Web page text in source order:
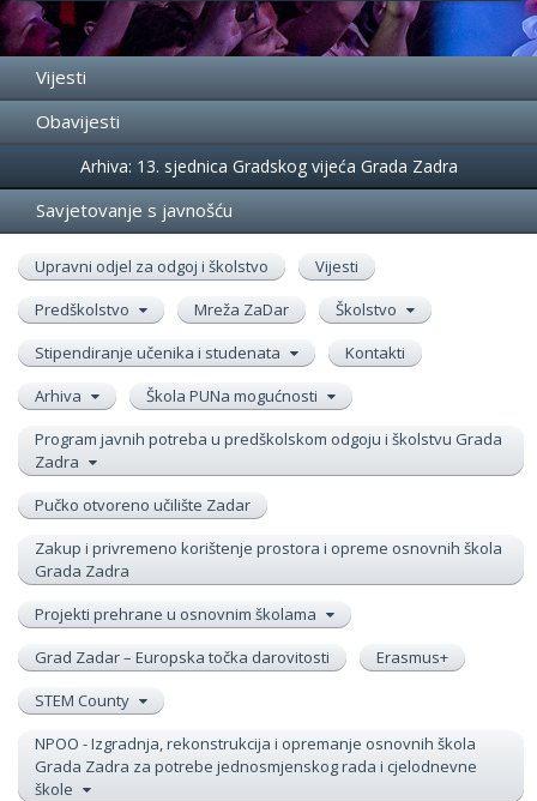
Vijesti
Obavijesti
Događanja
Arhiva: 13. sjednica Gradskog vijeća Grada Zadra
Savjetovanje s javnošću
Upravni odjel za odgoj i školstvo
Vijesti
Predškolstvo
Mreža ZaDar
Školstvo
Stipendiranje učenika i studenata
Kontakti
Arhiva
Škola PUNa mogućnosti
Program javnih potreba u predškolskom odgoju i školstvu Grada
Zadra
Pučko otvoreno učilište Zadar
Zakup i privremeno korištenje prostora i opreme osnovnih škola
Grada Zadra
Projekti prehrane u osnovnim školama
Grad Zadar – Europska točka darovitosti
Erasmus+
STEM County
NPOO - Izgradnja, rekonstrukcija i opremanje osnovnih škola
Grada Zadra za potrebe jednosmjenskog rada i cjelodnevne
škole